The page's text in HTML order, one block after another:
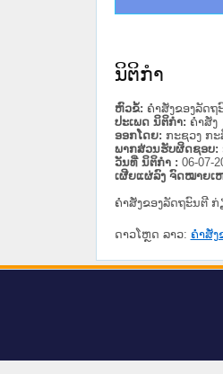
ານສະພາປະຊາຊົນ ພາກເໜືອ
ທາງລັດຖະການ
ສຳລັບ ພາກກາງ
ສຳລັບ ພາກໃຕ້
ວິທະຍາຄານຕຳຫຼວດປະຊາ
ວິທະຍາຄານສັນຕິບານປະຊ
ຂັ້ນແຂວງພາກເໜືອ
ານສະພາປະຊາຊົນ ພາກກາງ
ນິຕິກໍາ
ຫົວຂໍ້: ຄໍາສັ່ງຂອງລັດ
ປະເພດ ນິຕິກໍາ: ຄໍາສັ່ງ
ອອກໂດຍ: ກະຊວງ ກ
ພາກສ່ວນຮັບຜິດຊອບ:
ວັນທີ່ ນິຕິກໍາ : 06-07-
ເຜີຍແຜ່ລົງ ຈົດໝາຍເ
ຄໍາສັ່ງຂອງລັດຖະົນຕີ
ດາວໂຫຼດ ລາວ: ຄໍາສັ່ງ